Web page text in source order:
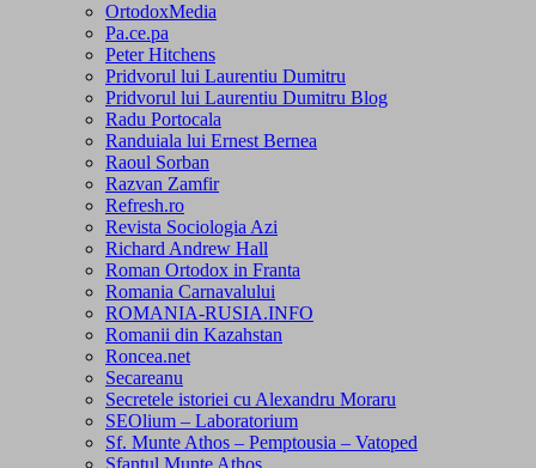
OrtodoxMedia
Pa.ce.pa
Peter Hitchens
Pridvorul lui Laurentiu Dumitru
Pridvorul lui Laurentiu Dumitru Blog
Radu Portocala
Randuiala lui Ernest Bernea
Raoul Sorban
Razvan Zamfir
Refresh.ro
Revista Sociologia Azi
Richard Andrew Hall
Roman Ortodox in Franta
Romania Carnavalului
ROMANIA-RUSIA.INFO
Romanii din Kazahstan
Roncea.net
Secareanu
Secretele istoriei cu Alexandru Moraru
SEOlium – Laboratorium
Sf. Munte Athos – Pemptousia – Vatoped
Sfantul Munte Athos